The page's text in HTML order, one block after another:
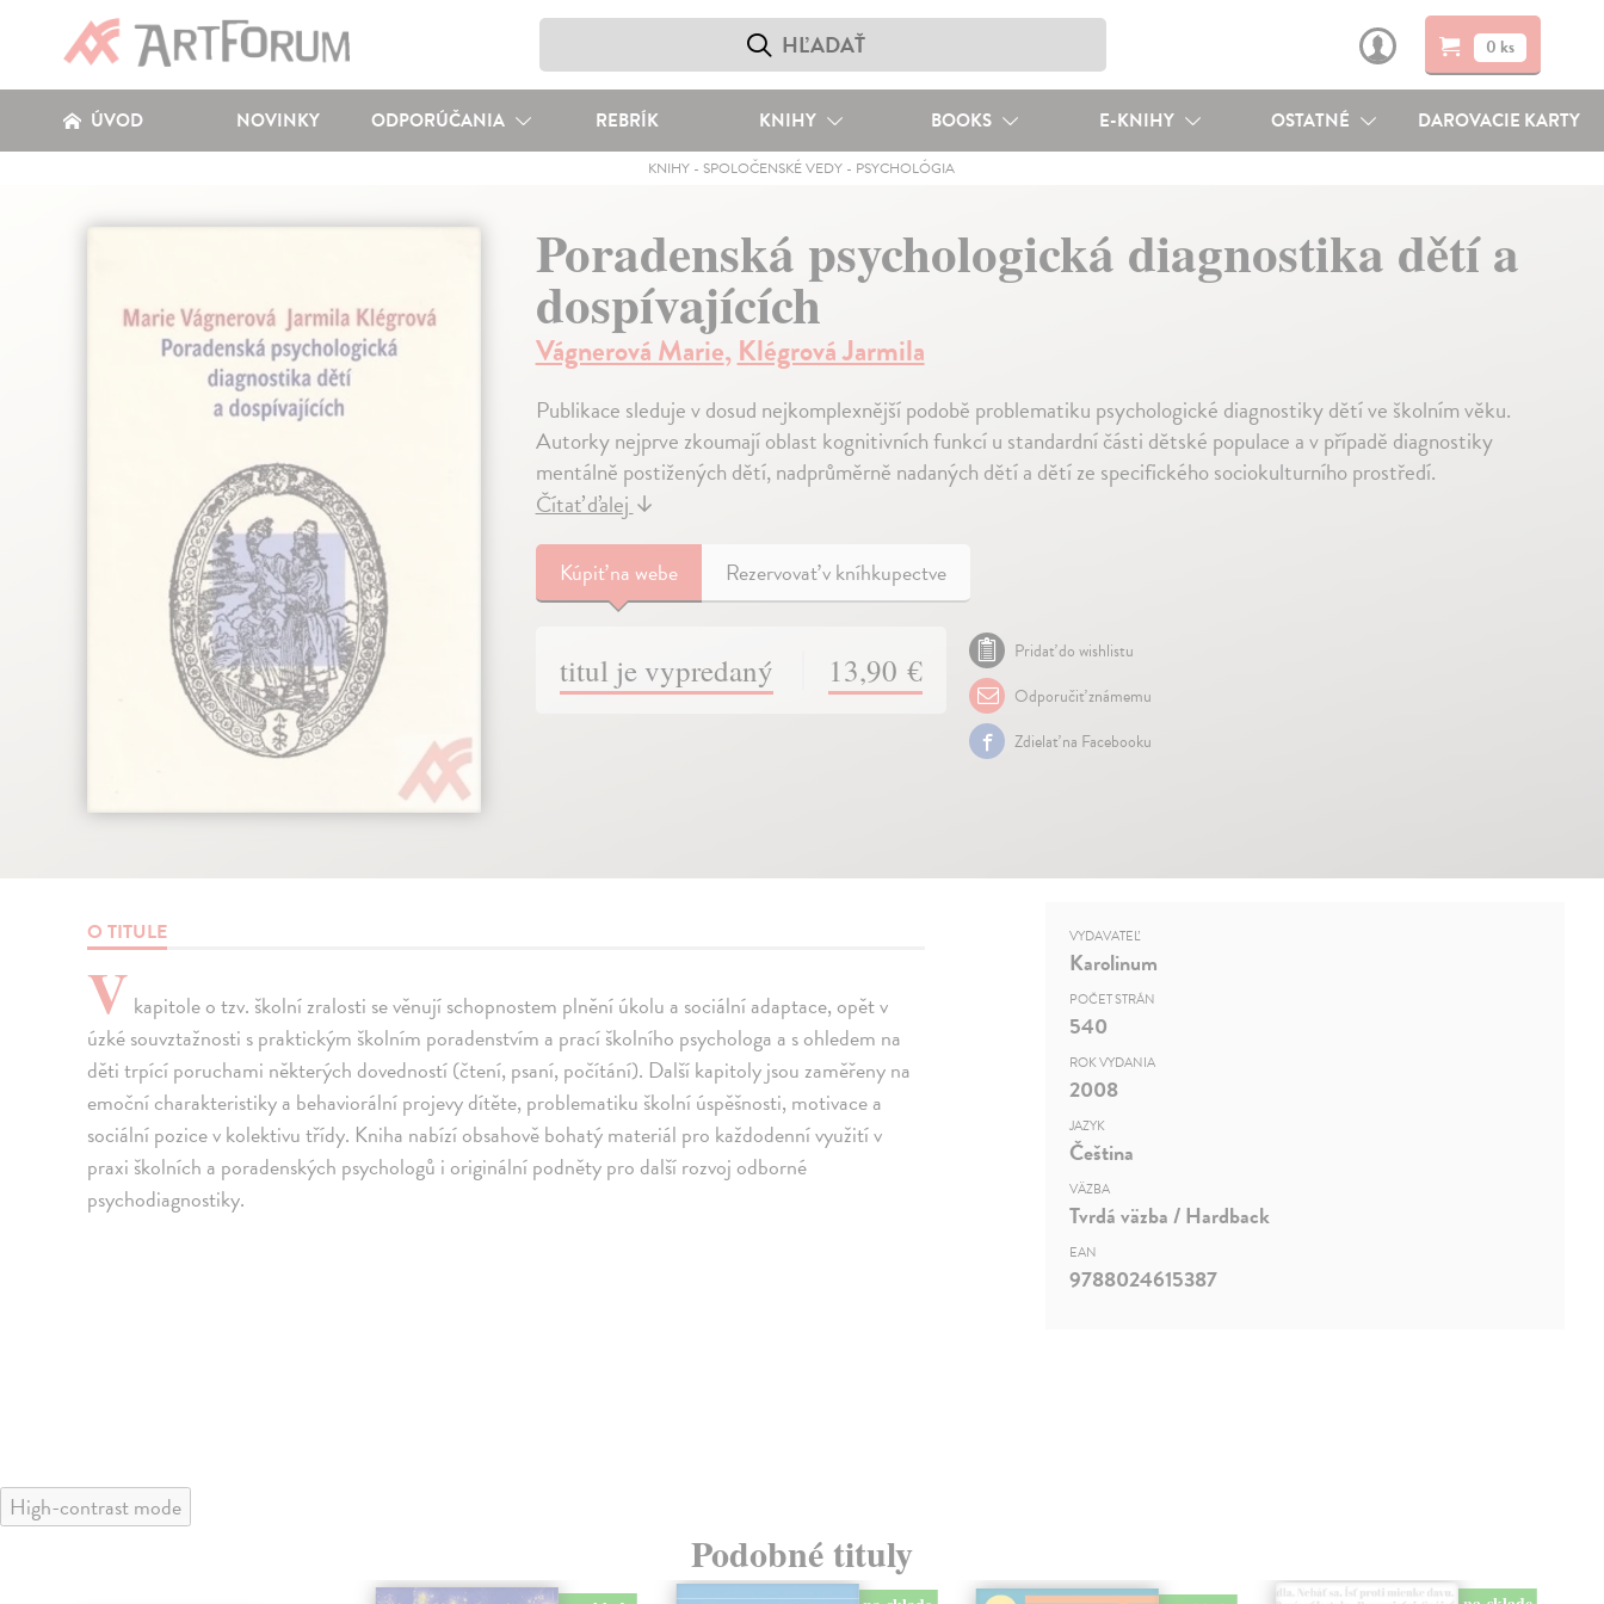
0 ks
ÚVOD NOVINKY ODPORÚČANIA REBRÍK KNIHY BOOKS E-KNIHY OSTATNÉ DAROVACIE KARTY
KNIHY - SPOLOČENSKÉ VEDY - PSYCHOLÓGIA
Poradenská psychologická diagnostika dětí a
dospívajících
Vágnerová Marie,Klégrová Jarmila
Publikace sleduje v dosud nejkomplexnější podobě problematiku psychologické diagnostiky dětí ve školním věku.
Autorky nejprve zkoumají oblast kognitivních funkcí u standardní části dětské populace a v případě diagnostiky
mentálně postižených dětí, nadprůměrně nadaných dětí a dětí ze specifického sociokulturního prostředí.
Čítať ďalej↓
Kúpiťna webe Rezervovať v kníhkupectve
titul je vypredaný 13,90 €
Pridať do wishlistu
Odporučiť známemu
Zdielať na Facebooku
O TITULE
V kapitole o tzv. školní zralosti se věnují schopnostem plnění úkolu a sociální adaptace, opět v
úzké souvztažnosti s praktickým školním poradenstvím a prací školního psychologa a s ohledem na
děti trpící poruchami některých dovedností (čtení, psaní, počítání). Další kapitoly jsou zaměřeny na
emoční charakteristiky a behaviorální projevy dítěte, problematiku školní úspěšnosti, motivace a
sociální pozice v kolektivu třídy. Kniha nabízí obsahově bohatý materiál pro každodenní využití v
praxi školních a poradenských psychologů i originální podněty pro další rozvoj odborné
psychodiagnostiky.
VYDAVATEĽ
Karolinum
POČET STRÁN
540
ROK VYDANIA
2008
JAZYK
Čeština
VÄZBA
Tvrdá väzba / Hardback
EAN
9788024615387
High-contrast mode
Podobné tituly